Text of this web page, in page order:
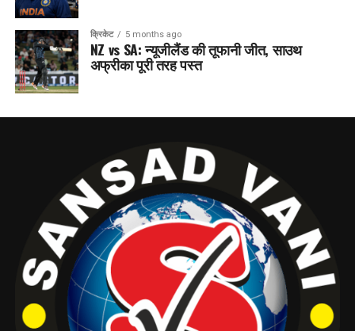
क्रिकेट 5 months ago
NZ vs SA: न्यूजीलैंड की तूफानी जीत, साउथ
अफ्रीका पूरी तरह पस्त